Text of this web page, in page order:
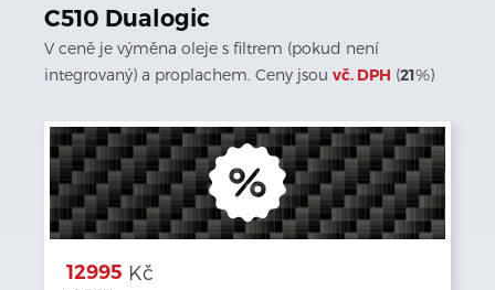
C510 Dualogic
V ceně je výměna oleje s filtrem (pokud není
integrovaný) a proplachem. Ceny jsouvč. DPH (21%)
12995 Kč